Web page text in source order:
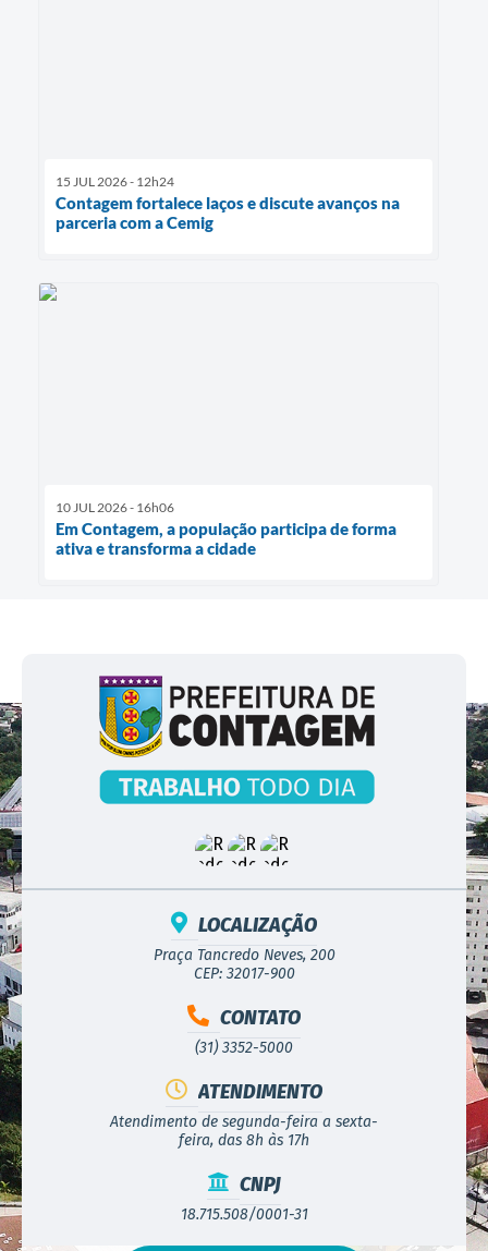
15 JUL 2026 - 12h24
Contagem fortalece laços e discute avanços na
parceria com a Cemig
10 JUL 2026 - 16h06
Em Contagem, a população participa de forma
ativa e transforma a cidade
LOCALIZAÇÃO
Praça Tancredo Neves, 200
CEP: 32017-900
CONTATO
(31) 3352-5000
ATENDIMENTO
Atendimento de segunda-feira a sexta-
feira, das 8h às 17h
CNPJ
18.715.508/0001-31